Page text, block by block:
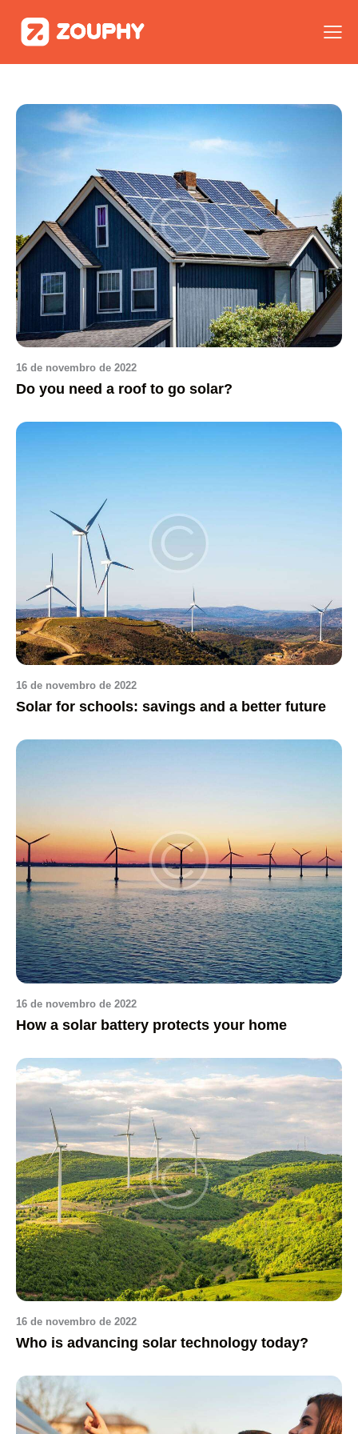
16 de novembro de 2022
Do you need a roof to go solar?
16 de novembro de 2022
Solar for schools: savings and a better future
16 de novembro de 2022
How a solar battery protects your home
16 de novembro de 2022
Who is advancing solar technology today?